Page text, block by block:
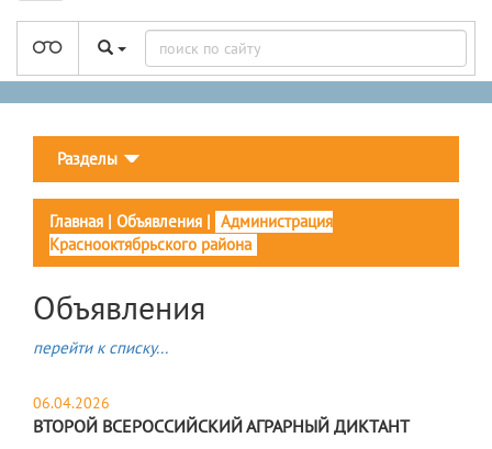
Разделы
Главная | Объявления | Администрация
Краснооктябрьского района
Объявления
перейти к списку...
06.04.2026
ВТОРОЙ ВСЕРОССИЙСКИЙ АГРАРНЫЙ ДИКТАНТ